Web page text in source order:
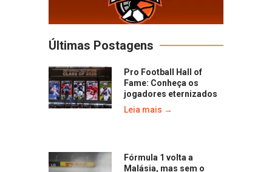
Últimas Postagens
Pro Football Hall of
Fame: Conheça os
jogadores eternizados
Leia mais →
Fórmula 1 volta a
Malásia, mas sem o